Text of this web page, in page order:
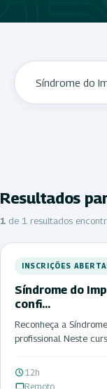
Resultados
1 de 1 resultados
INSCRIÇÕES
Síndrome do
confi…
Reconheça a
profissional. Neste
12h
Remoto